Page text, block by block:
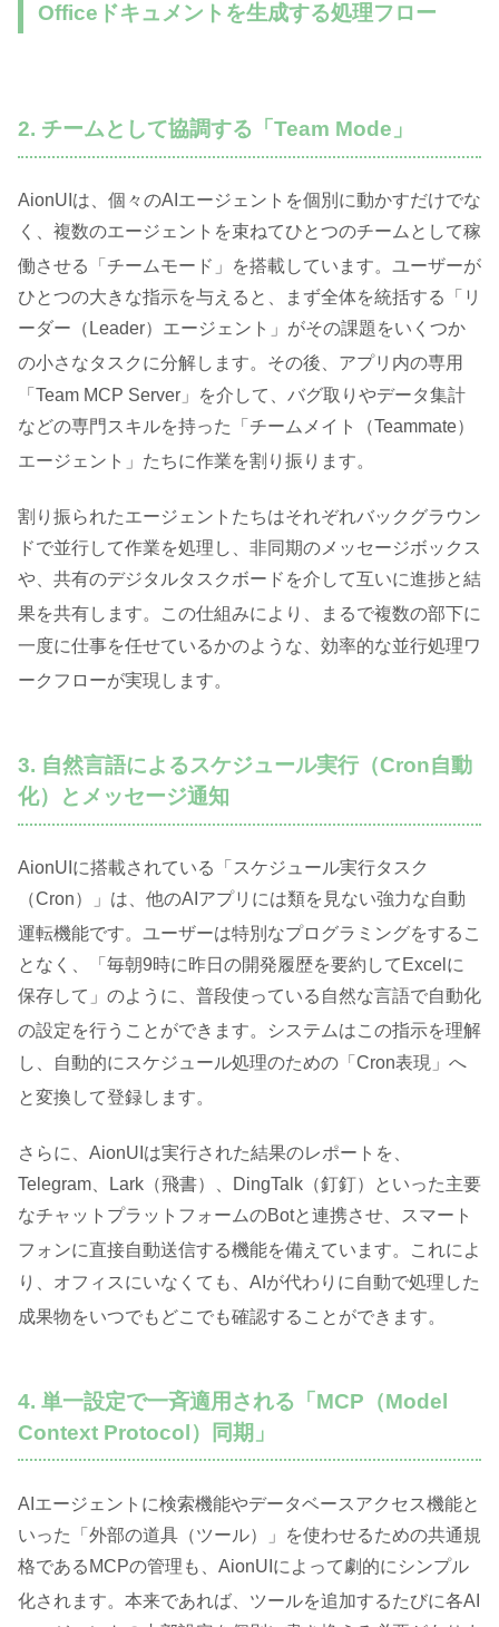
Officeドキュメントを生成する処理フロー
2. チームとして協調する「Team Mode」
AionUIは、個々のAIエージェントを個別に動かすだけでな
く、複数のエージェントを束ねてひとつのチームとして稼
働させる「チームモード」を搭載しています。ユーザーが
ひとつの大きな指示を与えると、まず全体を統括する「リ
ーダー（Leader）エージェント」がその課題をいくつか
の小さなタスクに分解します。その後、アプリ内の専用
「Team MCP Server」を介して、バグ取りやデータ集計
などの専門スキルを持った「チームメイト（Teammate）
エージェント」たちに作業を割り振ります。
割り振られたエージェントたちはそれぞれバックグラウン
ドで並行して作業を処理し、非同期のメッセージボックス
や、共有のデジタルタスクボードを介して互いに進捗と結
果を共有します。この仕組みにより、まるで複数の部下に
一度に仕事を任せているかのような、効率的な並行処理ワ
ークフローが実現します。
3. 自然言語によるスケジュール実行（Cron自動
化）とメッセージ通知
AionUIに搭載されている「スケジュール実行タスク
（Cron）」は、他のAIアプリには類を見ない強力な自動
運転機能です。ユーザーは特別なプログラミングをするこ
となく、「毎朝9時に昨日の開発履歴を要約してExcelに
保存して」のように、普段使っている自然な言語で自動化
の設定を行うことができます。システムはこの指示を理解
し、自動的にスケジュール処理のための「Cron表現」へ
と変換して登録します。
さらに、AionUIは実行された結果のレポートを、
Telegram、Lark（飛書）、DingTalk（釘釘）といった主要
なチャットプラットフォームのBotと連携させ、スマート
フォンに直接自動送信する機能を備えています。これによ
り、オフィスにいなくても、AIが代わりに自動で処理した
成果物をいつでもどこでも確認することができます。
4. 単一設定で一斉適用される「MCP（Model
Context Protocol）同期」
AIエージェントに検索機能やデータベースアクセス機能と
いった「外部の道具（ツール）」を使わせるための共通規
格であるMCPの管理も、AionUIによって劇的にシンプル
化されます。本来であれば、ツールを追加するたびに各AI